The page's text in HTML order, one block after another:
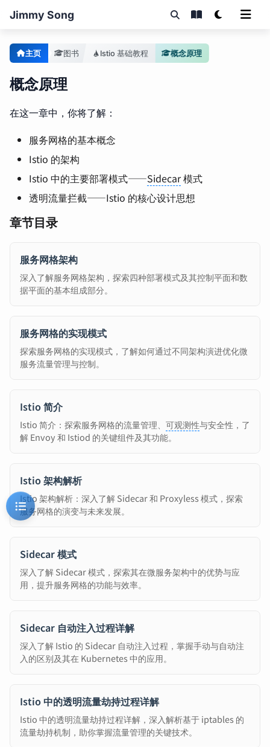
Jimmy Song
主页 图书 Istio 基础教程 概念原理
概念原理
在这一章中，你将了解：
服务网格的基本概念
Istio 的架构
Istio 中的主要部署模式——Sidecar模式
透明流量拦截——Istio 的核心设计思想
章节目录
服务网格架构
深入了解服务网格架构，探索四种部署模式及其控制平面和数
据平面的基本组成部分。
服务网格的实现模式
探索服务网格的实现模式，了解如何通过不同架构演进优化微
服务流量管理与控制。
Istio 简介
Istio 简介：探索服务网格的流量管理、 可观测性与安全性，了
解 Envoy 和 Istiod 的关键组件及其功能。
Istio 架构解析
Istio 架构解析：深入了解 Sidecar 和 Proxyless 模式，探索
服务网格的演变与未来发展。
Sidecar 模式
深入了解 Sidecar 模式，探索其在微服务架构中的优势与应
用，提升服务网格的功能与效率。
Sidecar 自动注入过程详解
深入了解 Istio 的 Sidecar 自动注入过程，掌握手动与自动注
入的区别及其在 Kubernetes 中的应用。
Istio 中的透明流量劫持过程详解
Istio 中的透明流量劫持过程详解，深入解析基于 iptables 的
流量劫持机制，助你掌握流量管理的关键技术。